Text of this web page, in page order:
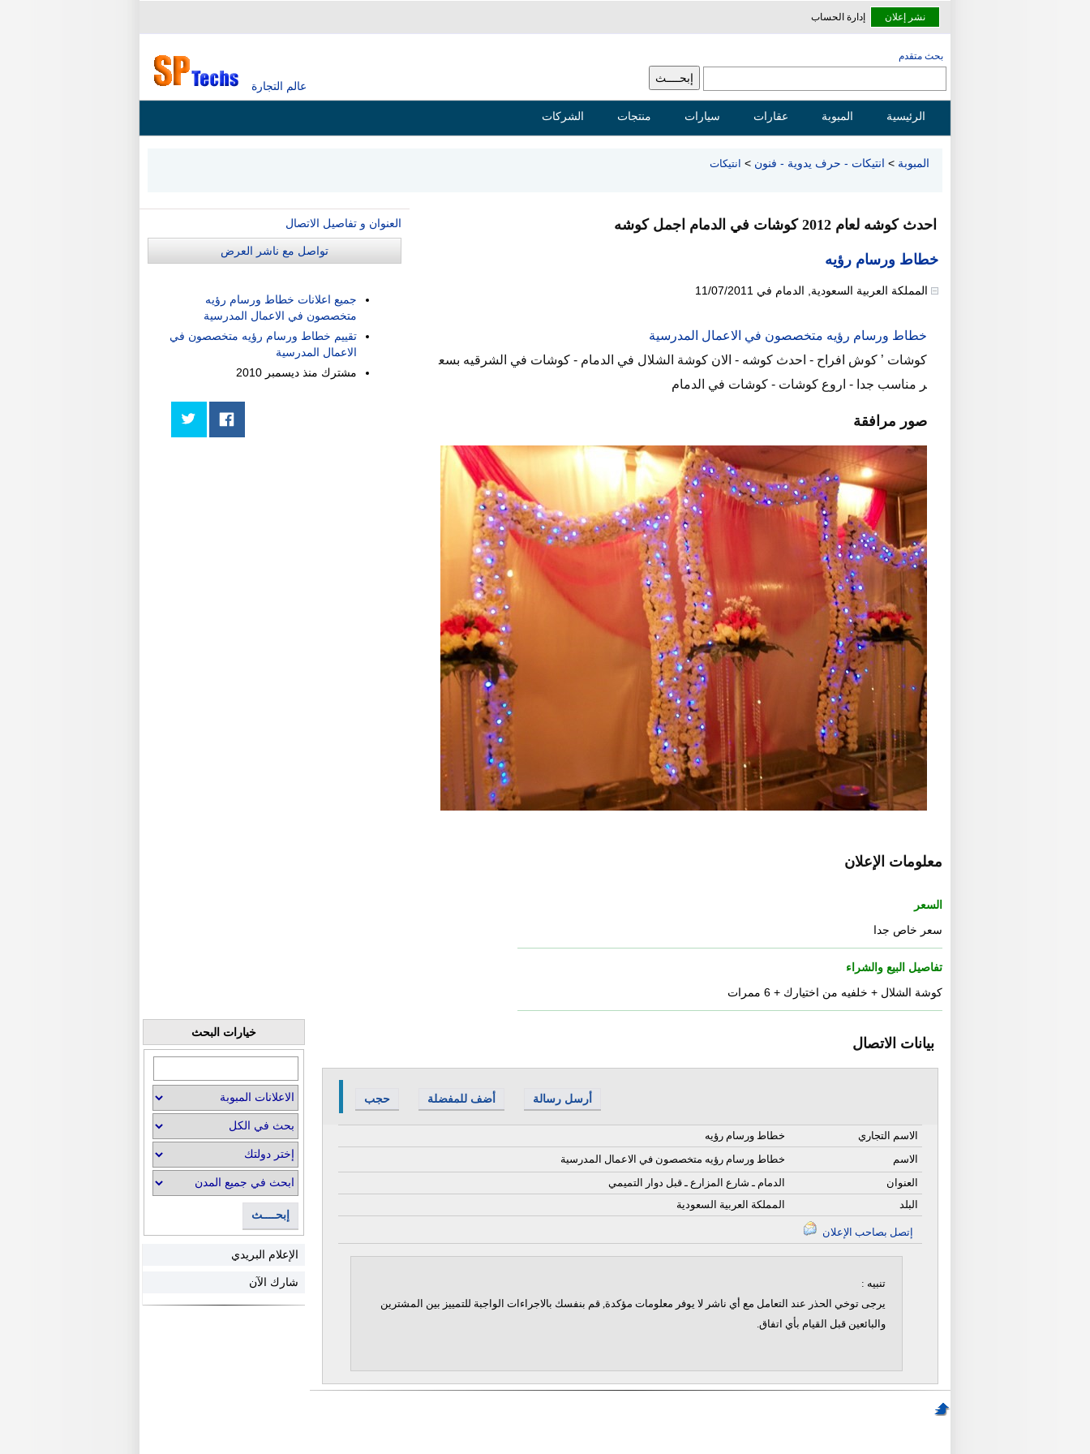
نشر إعلان إدارة الحساب
عالم التجارة
بحث متقدم
الرئيسية المبوبة عقارات سيارات منتجات الشركات
المبوبة > انتيكات - حرف يدوية - فنون > انتيكات
احدث كوشه لعام 2012 كوشات في الدمام اجمل كوشه
خطاط ورسام رؤيه
المملكة العربية السعودية الدمام في 11/07/2011
خطاط ورسام رؤيه متخصصون في الاعمال المدرسية
كوشات ’ كوش افراح - احدث كوشه - الان كوشة الشلال في الدمام - كوشات في الشرقيه بسع
ر مناسب جدا - اروع كوشات - كوشات في الدمام
صور مرافقة
معلومات الإعلان
السعر
سعر خاص جدا
تفاصيل البيع والشراء
كوشة الشلال + خلفيه من اختيارك + 6 ممرات
العنوان و تفاصيل الاتصال
تواصل مع ناشر العرض
جميع اعلانات خطاط ورسام رؤيه
متخصصون في الاعمال المدرسية
تقييم خطاط ورسام رؤيه متخصصون في
الاعمال المدرسية
مشترك منذديسمبر 2010
بيانات الاتصال
حجب أضف للمفضلة أرسل رسالة
خطاط ورسام رؤيه
الاسم التجاري
خطاط ورسام رؤيه متخصصون في الاعمال المدرسية
الاسم
الدمام ـ شارع المزارع ـ قبل دوار التميمي
العنوان
المملكة العربية السعودية
البلد
تنبيه :
يرجى توخي الحذر عند التعامل مع أي ناشر لا يوفر معلومات مؤكدة, قم بنفسك بالاجراءات الواجبة للتمييز بين المشترين
والبائعين قبل القيام بأي اتفاق.
خيارات البحث
إبحــــث
الإعلام البريدي
شارك الآن